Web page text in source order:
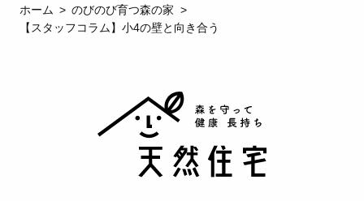
ホーム
のびのび育つ森の家
【スタッフコラム】小4の壁と向き合う